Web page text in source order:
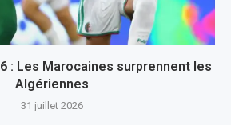
: Les Marocaines surprennent les
Algériennes
31 juillet 2026